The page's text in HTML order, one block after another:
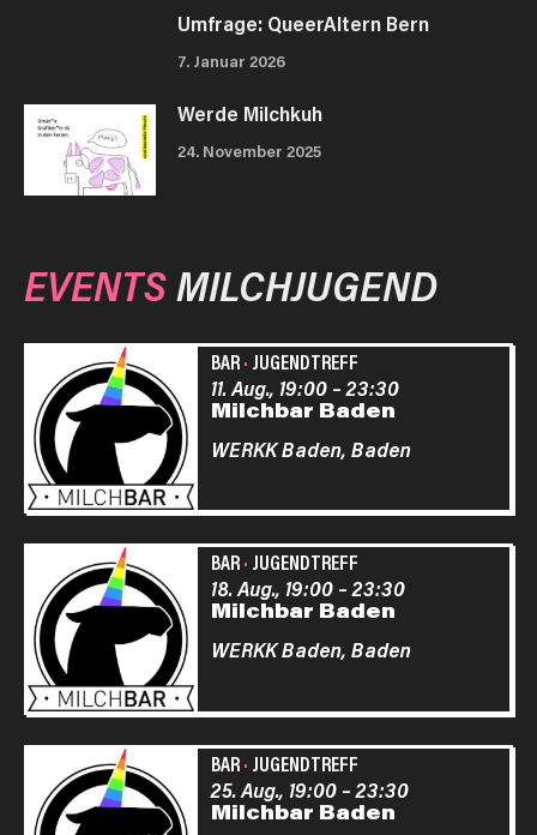
Umfrage: QueerAltern Bern
7. Januar 2026
Werde Milchkuh
24. November 2025
EVENTSMILCHJUGEND
BAR· JUGENDTREFF
Milchbar Baden
11. Aug., 19:00–23:30
WERKK Baden, Baden
BAR· JUGENDTREFF
Milchbar Baden
18. Aug., 19:00–23:30
WERKK Baden, Baden
BAR· JUGENDTREFF
Milchbar Baden
25. Aug., 19:00–23:30